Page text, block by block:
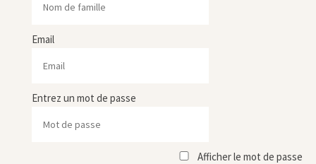
Email
Entrez un mot de passe
Afficher le mot de passe